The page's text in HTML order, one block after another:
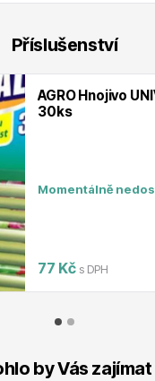
Příslušenství
AGRO Hnojivo
30ks
77 Kč s DPH
by Vás zajímat